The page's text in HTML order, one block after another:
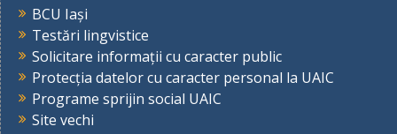
BCU Iași
Testări lingvistice
Solicitare informații cu caracter public
Protecția datelor cu caracter personal la UAIC
Programe sprijin social UAIC
Site vechi